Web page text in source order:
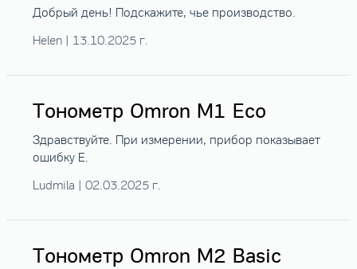
Добрый день! Подскажите, чье производство.
Helen | 13.10.2025 г.
Тонометр Omron M1 Eco
Здравствуйте. При измерении, прибор показывает
ошибку Е.
Ludmila | 02.03.2025 г.
Тонометр Omron M2 Basic